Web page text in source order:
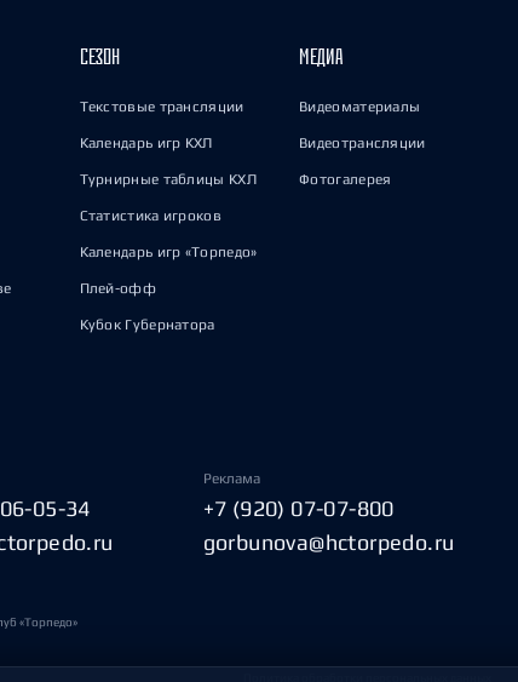
СЕЗОН
Текстовые трансляции
Календарь игр КХЛ
Турнирные таблицы КХЛ
Статистика игроков
Календарь игр «Торпедо»
Плей-офф
Кубок Губернатора
МЕДИА
Видеоматериалы
Видеотрансляции
Фотогалерея
05-34
Реклама
+7 (920) 07-07-800
gorbunova@hctorpedo.ru
«Торпедо»